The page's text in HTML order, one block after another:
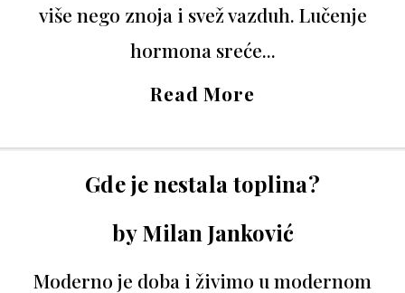
više nego znoja i svež vazduh. Lučenje
hormona sreće...
Read More
Gde je nestala toplina?
byMilan Janković
Moderno je doba i živimo u modernom